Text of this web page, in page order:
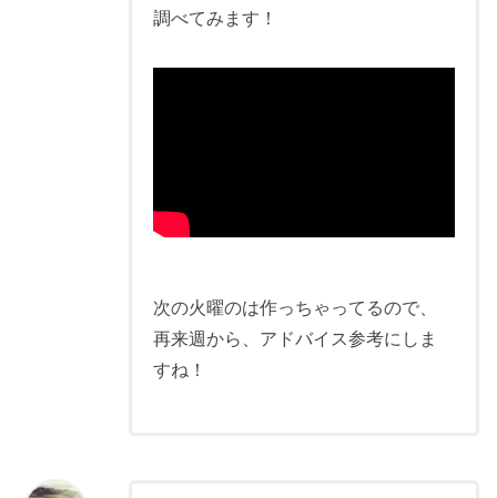
調べてみます！
次の火曜のは作っちゃってるので、
再来週から、アドバイス参考にしま
すね！